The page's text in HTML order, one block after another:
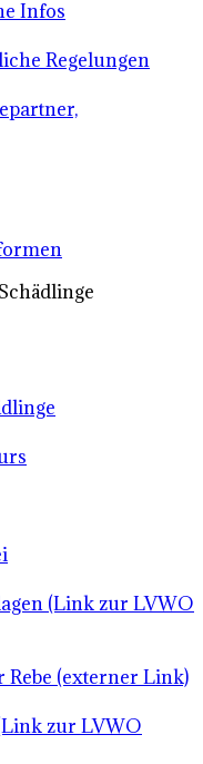
Infos
Regelungen
(Link zur LVWO
(externer Link)
zur LVWO